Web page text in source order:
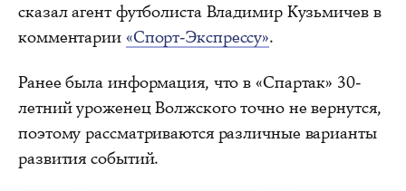
сказал агент футболиста Владимир Кузьмичев в
комментарии «Спорт-Экспрессу».
Ранее была информация, что в «Спартак» 30-
летний уроженец Волжского точно не вернутся,
поэтому рассматриваются различные варианты
развития событий.